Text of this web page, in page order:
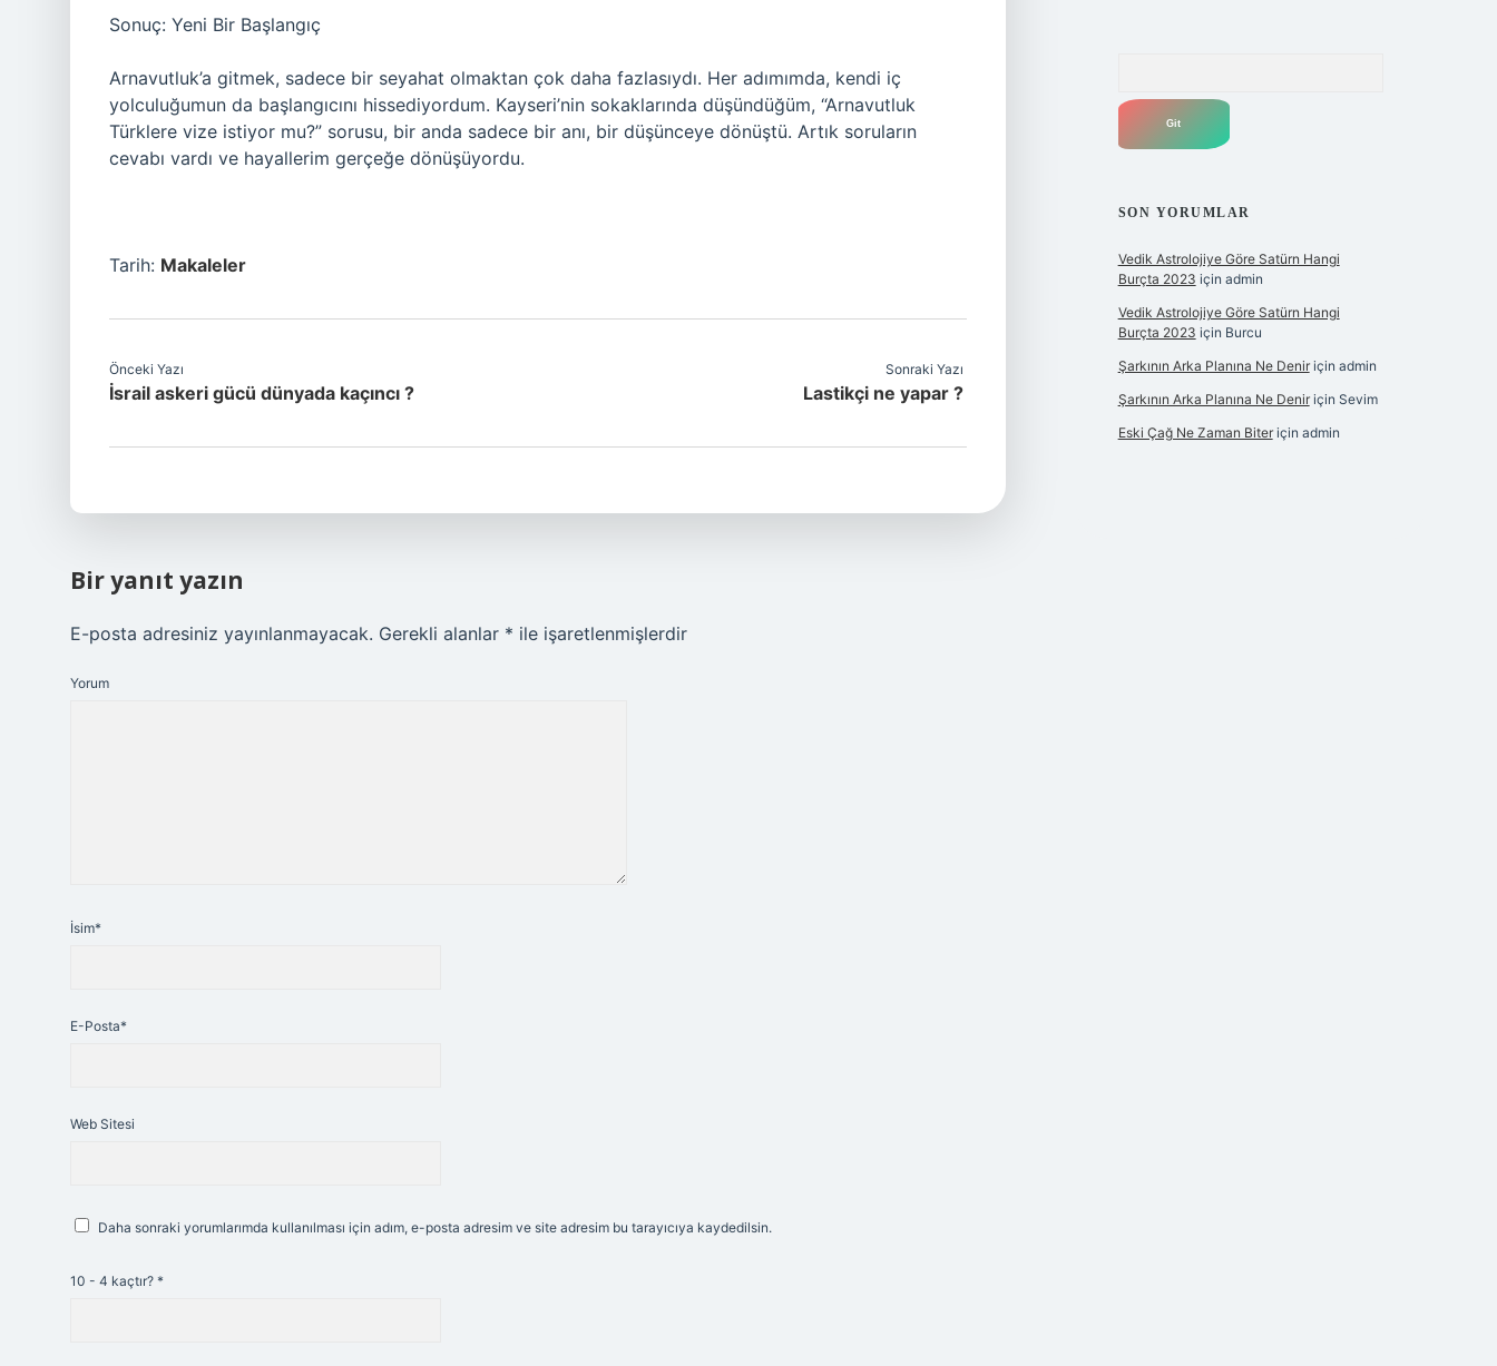
Sonuç: Yeni Bir Başlangıç
Arnavutluk’a gitmek, sadece bir seyahat olmaktan çok daha fazlasıydı. Her adımımda, kendi iç
yolculuğumun da başlangıcını hissediyordum. Kayseri’nin sokaklarında düşündüğüm, “Arnavutluk
Türklere vize istiyor mu?” sorusu, bir anda sadece bir anı, bir düşünceye dönüştü. Artık soruların
cevabı vardı ve hayallerim gerçeğe dönüşüyordu.
Tarih: Makaleler
Önceki Yazı
İsrail askeri gücü dünyada kaçıncı ?
Sonraki Yazı
Lastikçi ne yapar ?
Bir yanıt yazın
E-posta adresiniz yayınlanmayacak. Gerekli alanlar * ile işaretlenmişlerdir
Yorum
İsim*
E-Posta*
Web Sitesi
Daha sonraki yorumlarımda kullanılması için adım, e-posta adresim ve site adresim bu tarayıcıya kaydedilsin.
10 - 4 kaçtır? *
SON YORUMLAR
Vedik Astrolojiye Göre Satürn Hangi
Burçta 2023 için admin
Vedik Astrolojiye Göre Satürn Hangi
Burçta 2023 için Burcu
Şarkının Arka Planına Ne Deniriçin admin
Şarkının Arka Planına Ne Deniriçin Sevim
Eski Çağ Ne Zaman Biteriçin admin